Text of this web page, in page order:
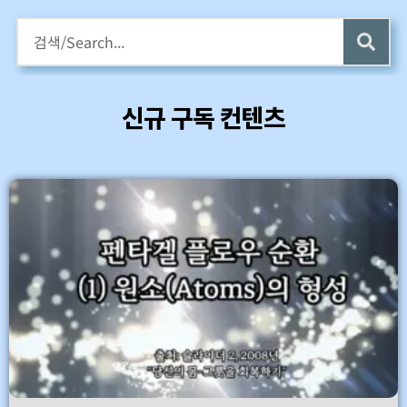
구독회원용 전자책 증정
카멜롯 인터뷰 Part 1 (4 ~6) 업데이트 (7/24)
바로가기
신규 구독 컨텐츠